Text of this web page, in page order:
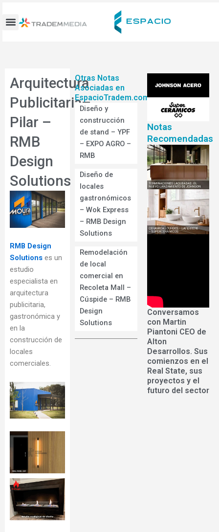
contenido
Arquitectura
Publicitaria–
Pilar –
RMB
Design
Solutions
RMB Design
Solutions es un
estudio
especialista en
arquitectura
publicitaria,
gastronómica y
en la
construcción de
locales
comerciales.
Otras Notas
Asociadas en
EspacioTradem.com
Diseño y
construcción
de stand – YPF
– EXPO AGRO –
RMB
Diseño de
locales
gastronómicos
– Wok Express
– RMB Design
Solutions
Remodelación
de local
comercial en
Recoleta Mall –
Cúspide – RMB
Design
Solutions
Notas
Recomendadas
Conversamos
con Martin
Piantoni CEO de
Alton
Desarrollos. Sus
comienzos en el
Real State, sus
proyectos y el
futuro del sector